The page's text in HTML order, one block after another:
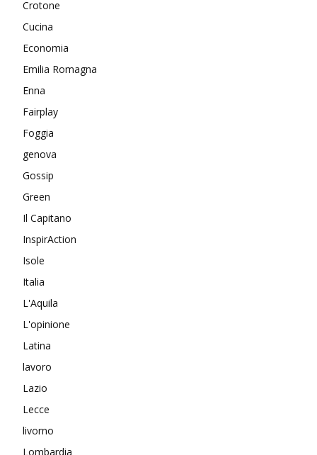
Crotone
Cucina
Economia
Emilia Romagna
Enna
Fairplay
Foggia
genova
Gossip
Green
Il Capitano
InspirAction
Isole
Italia
L'Aquila
L'opinione
Latina
lavoro
Lazio
Lecce
livorno
Lombardia